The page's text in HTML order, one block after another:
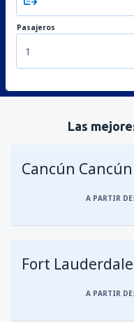
Pasajeros
1
Las
Cancún
A PARTIR DE:
A PARTIR DE: